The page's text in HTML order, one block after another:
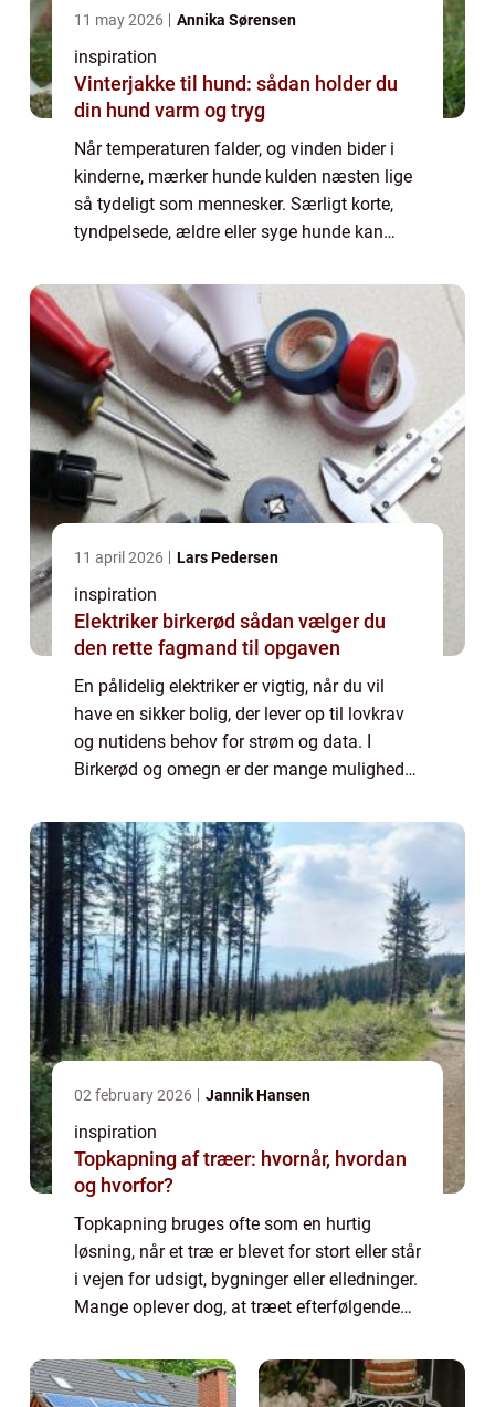
11 may 2026 Annika Sørensen
inspiration
Vinterjakke til hund: sådan holder du
din hund varm og tryg
Når temperaturen falder, og vinden bider i
kinderne, mærker hunde kulden næsten lige
så tydeligt som mennesker. Særligt korte,
tyndpelsede, ældre eller syge hunde kan
11 april 2026 Lars Pedersen
inspiration
Elektriker birkerød sådan vælger du
den rette fagmand til opgaven
En pålidelig elektriker er vigtig, når du vil
have en sikker bolig, der lever op til lovkrav
og nutidens behov for strøm og data. I
Birkerød og omegn er der mange muligheder,
om at finde en fagmand, der båd...
02 february 2026 Jannik Hansen
inspiration
Topkapning af træer: hvornår, hvordan
og hvorfor?
Topkapning bruges ofte som en hurtig
løsning, når et træ er blevet for stort eller står
i vejen for udsigt, bygninger eller elledninger.
Mange oplever dog, at træet efterfølgende